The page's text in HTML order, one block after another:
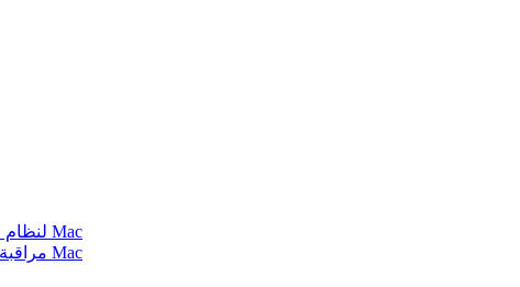
برنامج Keylogger لنظام التشغيل Mac
مراقبة الموظفين لنظام التشغيل Mac